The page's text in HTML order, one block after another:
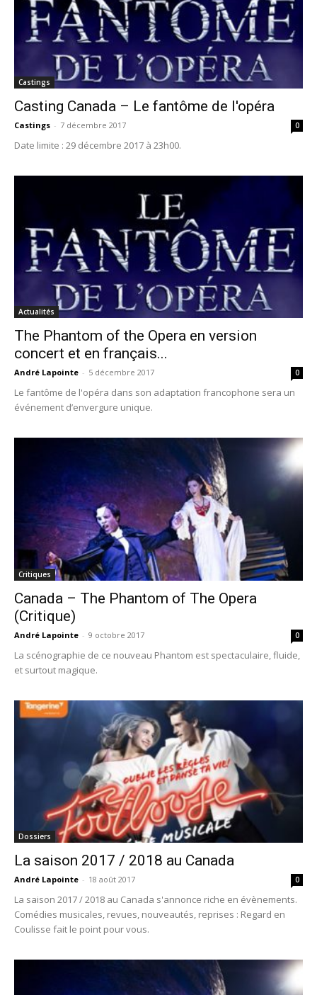
Castings
Casting Canada – Le fantôme de l'opéra
Castings - 7 décembre 2017 0
Date limite : 29 décembre 2017 à 23h00.
Actualités
The Phantom of the Opera en version
concert et en français...
André Lapointe - 5 décembre 2017 0
Le fantôme de l'opéra dans son adaptation francophone sera un
événement d’envergure unique.
Critiques
Canada – The Phantom of The Opera
(Critique)
André Lapointe - 9 octobre 2017 0
La scénographie de ce nouveau Phantom est spectaculaire, fluide,
et surtout magique.
Dossiers
La saison 2017 / 2018 au Canada
André Lapointe - 18 août 2017 0
La saison 2017 / 2018 au Canada s'annonce riche en évènements.
Comédies musicales, revues, nouveautés, reprises : Regard en
Coulisse fait le point pour vous.